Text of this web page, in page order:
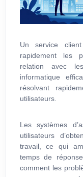
Un service
rapidement les
relation avec
informatique
résolvant
utilisateurs.
Les systèmes
utilisateurs
travail, ce qui
temps de
comment les